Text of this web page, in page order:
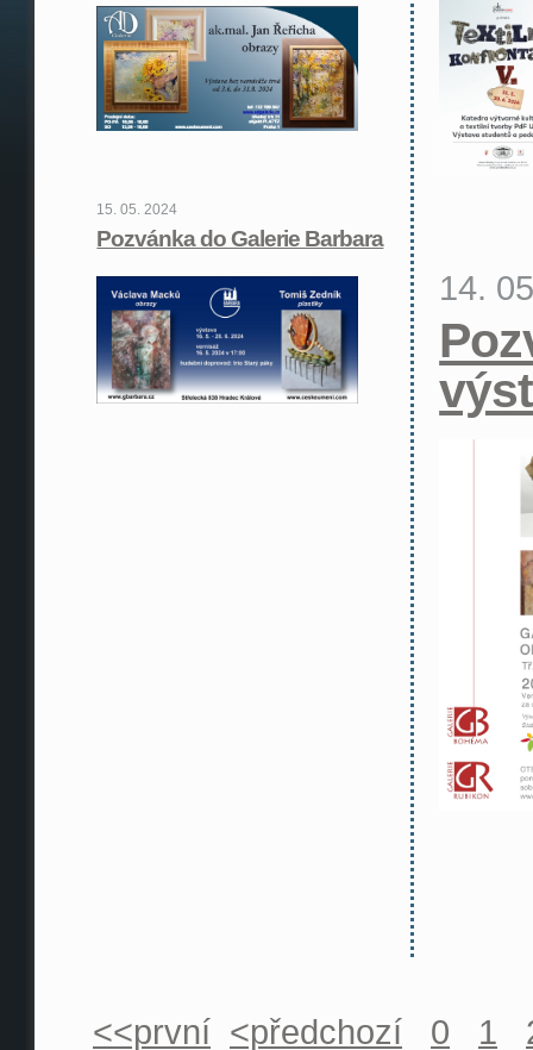
15. 05. 2024
Pozvánka do Galerie Barbara
14.
<<první <předchozí 0 1